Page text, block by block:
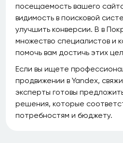
посещаемость вашего
видимость в поисковой
улучшить конверсии. В в
множество специалистов и
помочь вам достичь этих
Если вы ищете
продвижении в Yandex,
эксперты готовы
решения, которые
потребностям и бюджету.